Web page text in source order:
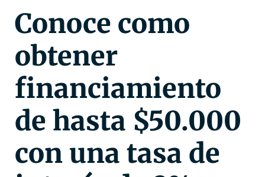
Conoce como
obtener
financiamiento
de hasta $50.000
con una tasa de